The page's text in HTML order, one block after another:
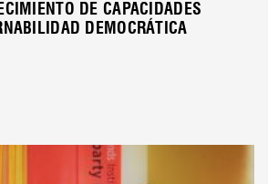
DE CAPACIDADES
DEMOCRÁTICA